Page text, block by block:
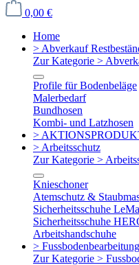
0,00 €
Home
> Abverkauf
Zur Kategorie >
Profile für Bodenbeläge
Malerbedarf
Bundhosen
Kombi- und Latzhosen
>
> Arbeitsschutz
Zur Kategorie >
Knieschoner
Atemschutz &
Sicherheitsschuhe
Sicherheitsschuhe
Arbeitshandschuhe
> Fussbodenbearbeitung
Zur Kategorie >